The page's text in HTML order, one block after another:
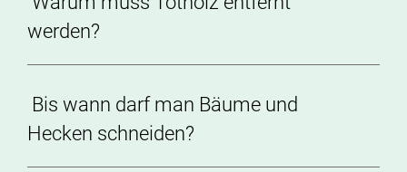
werden?
Bis wann darf man Bäume und
Hecken schneiden?